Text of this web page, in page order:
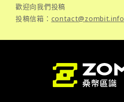
歡迎向我們投稿
投稿信箱： contact@zombit.info